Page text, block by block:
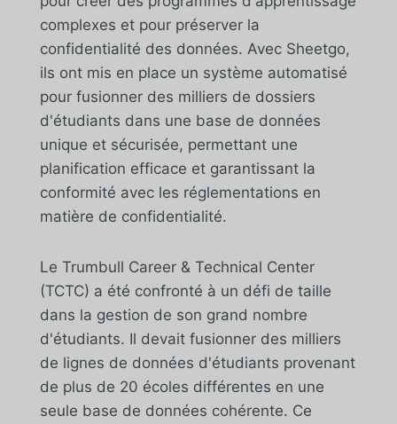
complexes et pour préserver la
confidentialité des données. Avec Sheetgo,
ils ont mis en place un système automatisé
pour fusionner des milliers de dossiers
d'étudiants dans une base de données
unique et sécurisée, permettant une
planification efficace et garantissant la
conformité avec les réglementations en
matière de confidentialité.
Le Trumbull Career & Technical Center
(TCTC) a été confronté à un défi de taille
dans la gestion de son grand nombre
d'étudiants. Il devait fusionner des milliers
de lignes de données d'étudiants provenant
de plus de 20 écoles différentes en une
seule base de données cohérente. Ce